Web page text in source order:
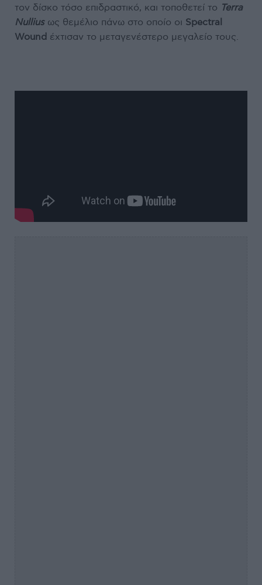
τον δίσκο τόσο επιδραστικό, και τοποθετεί το Terra
Nulliusως θεμέλιο πάνω στο οποίο οι Spectral
Wound έχτισαν το μεταγενέστερο μεγαλείο τους.